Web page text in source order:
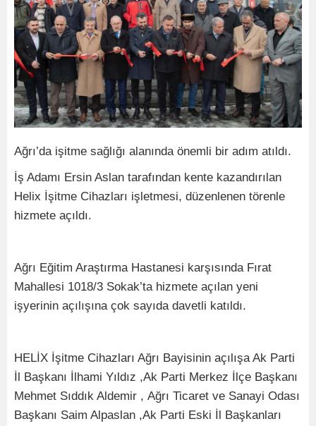
Ağrı’da işitme sağlığı alanında önemli bir adım atıldı.
İş Adamı Ersin Aslan tarafından kente kazandırılan
Helix İşitme Cihazları işletmesi, düzenlenen törenle
hizmete açıldı.
Ağrı Eğitim Araştırma Hastanesi karşısında Fırat
Mahallesi 1018/3 Sokak’ta hizmete açılan yeni
işyerinin açılışına çok sayıda davetli katıldı.
HELİX İşitme Cihazları Ağrı Bayisinin açılışa Ak Parti
İl Başkanı İlhami Yıldız ,Ak Parti Merkez İlçe Başkanı
Mehmet Sıddık Aldemir , Ağrı Ticaret ve Sanayi Odası
Başkanı Saim Alpaslan ,Ak Parti Eski İl Başkanları